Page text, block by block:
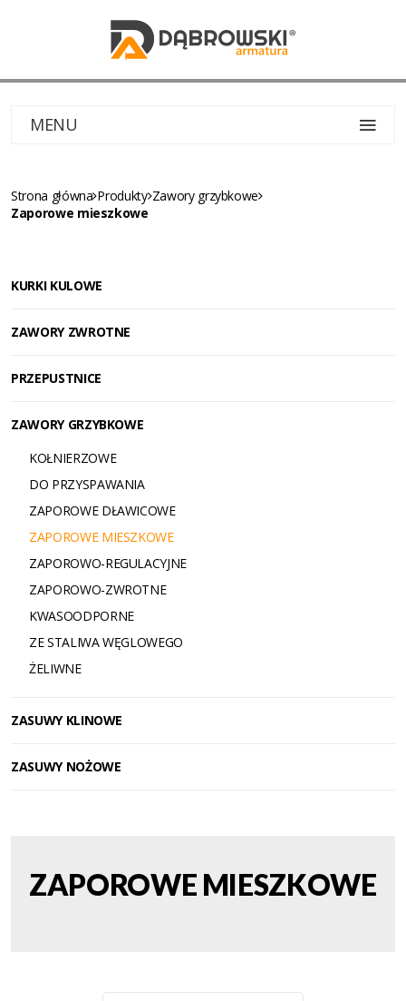
MENU
Strona główna Produkty Zawory grzybkowe
Zaporowe mieszkowe
KURKI KULOWE
PRZEPUSTNICE
ZASUWY KLINOWE
ZASUWY NOŻOWE
ZAWORY GRZYBKOWE
DO PRZYSPAWANIA
KOŁNIERZOWE
KWASOODPORNE
ZAPOROWE DŁAWICOWE
ZAPOROWE MIESZKOWE
ZAPOROWO-REGULACYJNE
ZAPOROWO-ZWROTNE
ZE STALIWA WĘGLOWEGO
ŻELIWNE
ZAWORY ZWROTNE
ZAPOROWE MIESZKOWE